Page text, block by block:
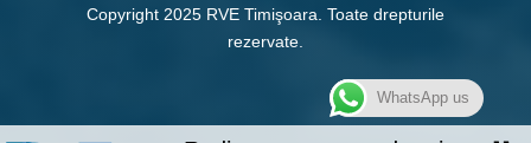
Copyright 2025 RVE Timişoara. Toate drepturile
rezervate.
WhatsApp us